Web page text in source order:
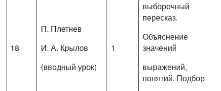
18
П. Плетнев
И. А. Крылов
(вводный урок)
1
выборочный
пересказ.
Объяснение
значений
выражений,
понятий. Подбор